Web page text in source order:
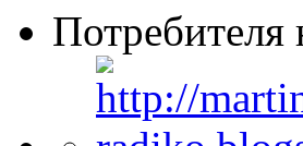
Потребителя